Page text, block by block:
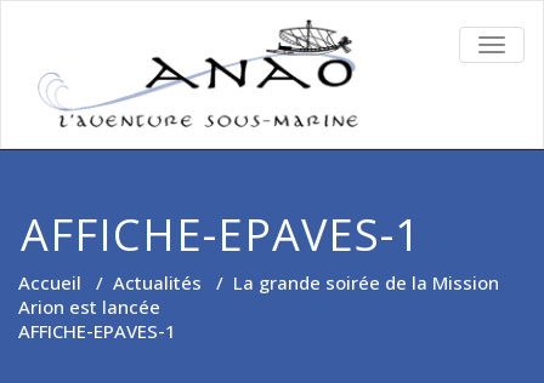
AFFICHE-EPAVES-1
Accueil / Actualités / La grande soirée de la Mission
Arion est lancée
AFFICHE-EPAVES-1